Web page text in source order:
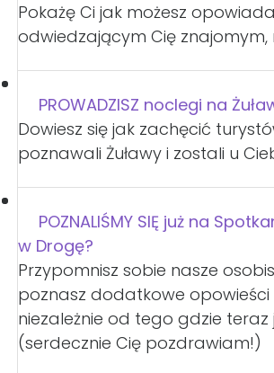
Pokażę Ci jak możesz
odwiedzającym Cię znajomym,
PROWADZISZ noclegi na
Dowiesz się jak zachęcić
poznawali Żuławy i zostali u
POZNALIŚMY SIĘ już na
w Drogę?
Przypomnisz sobie nasze
poznasz dodatkowe opowieści
niezależnie od tego gdzie teraz
(serdecznie Cię pozdrawiam!)